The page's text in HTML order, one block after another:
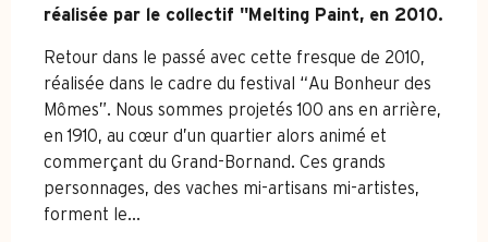
réalisée par le collectif "Melting Paint, en 2010.
Retour dans le passé avec cette fresque de 2010,
réalisée dans le cadre du festival “Au Bonheur des
Mômes”. Nous sommes projetés 100 ans en arrière,
en 1910, au cœur d’un quartier alors animé et
commerçant du Grand-Bornand. Ces grands
personnages, des vaches mi-artisans mi-artistes,
forment le...